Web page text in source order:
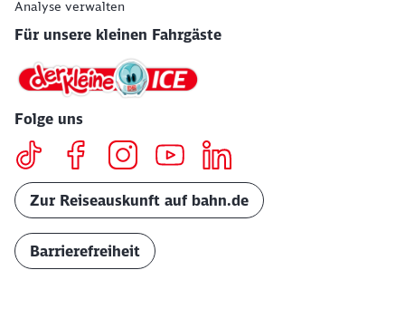
Analyse verwalten
Für unsere kleinen Fahrgäste
Folge uns
Zur Reiseauskunft auf bahn.de
Barrierefreiheit